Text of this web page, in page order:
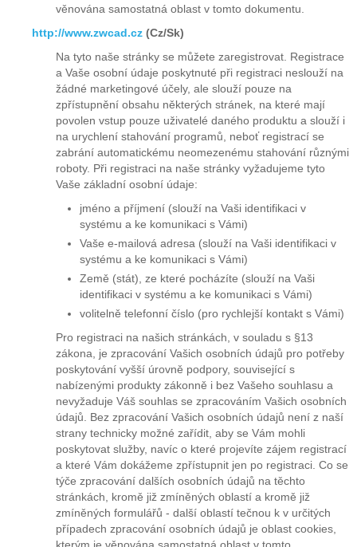
věnována samostatná oblast v tomto dokumentu.
http://www.zwcad.cz (Cz/Sk)
Na tyto naše stránky se můžete zaregistrovat. Registrace
a Vaše osobní údaje poskytnuté při registraci neslouží na
žádné marketingové účely, ale slouží pouze na
zpřístupnění obsahu některých stránek, na které mají
povolen vstup pouze uživatelé daného produktu a slouží i
na urychlení stahování programů, neboť registrací se
zabrání automatickému neomezenému stahování různými
roboty. Při registraci na naše stránky vyžadujeme tyto
Vaše základní osobní údaje:
jméno a příjmení (slouží na Vaši identifikaci v
systému a ke komunikaci s Vámi)
Vaše e-mailová adresa (slouží na Vaši identifikaci v
systému a ke komunikaci s Vámi)
Země (stát), ze které pocházíte (slouží na Vaši
identifikaci v systému a ke komunikaci s Vámi)
volitelně telefonní číslo (pro rychlejší kontakt s Vámi)
Pro registraci na našich stránkách, v souladu s §13
zákona, je zpracování Vašich osobních údajů pro potřeby
poskytování vyšší úrovně podpory, související s
nabízenými produkty zákonně i bez Vašeho souhlasu a
nevyžaduje Váš souhlas se zpracováním Vašich osobních
údajů. Bez zpracování Vašich osobních údajů není z naší
strany technicky možné zařídit, aby se Vám mohli
poskytovat služby, navíc o které projevíte zájem registrací
a které Vám dokážeme zpřístupnit jen po registraci. Co se
týče zpracování dalších osobních údajů na těchto
stránkách, kromě již zmíněných oblastí a kromě již
zmíněných formulářů - další oblastí tečnou k v určitých
případech zpracování osobních údajů je oblast cookies,